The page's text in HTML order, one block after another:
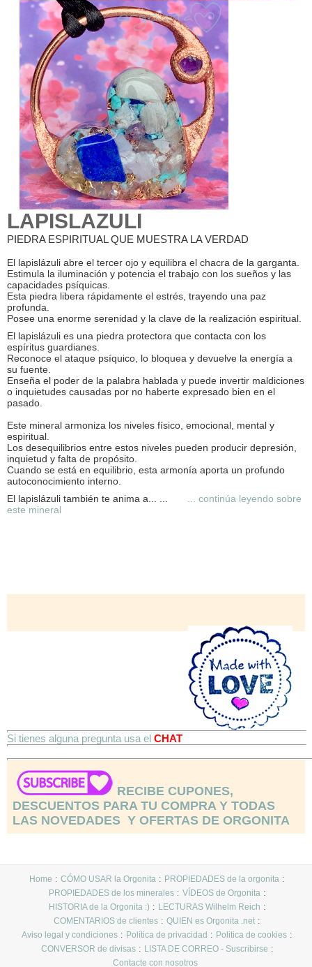
LAPISLAZULI
PIEDRA ESPIRITUAL QUE MUESTRA LA VERDAD
El lapislázuli abre el tercer ojo y equilibra el chacra de la garganta.
Estimula la iluminación y potencia el trabajo con los sueños y las
capacidades psíquicas.
Esta piedra libera rápidamente el estrés, trayendo una paz
profunda.
Posee una enorme serenidad y la clave de la realización espiritual.
El lapislázuli es una piedra protectora que contacta con los
espíritus guardianes.
Reconoce el ataque psíquico, lo bloquea y devuelve la energía a
su fuente.
Enseña el poder de la palabra hablada y puede invertir maldiciones
o inquietudes causadas por no haberte expresado bien en el
pasado.
Este mineral armoniza los niveles físico, emocional, mental y
espiritual.
Los desequilibrios entre estos niveles pueden producir depresión,
inquietud y falta de propósito.
Cuando se está en equilibrio, esta armonía aporta un profundo
autoconocimiento interno.
El lapislázuli también te anima a... ...
... continúa leyendo sobre
este mineral
Si tienes alguna pregunta usa el CHAT
RECIBE CUPONES,
DESCUENTOS PARA TU COMPRA Y TODAS
LAS NOVEDADES Y OFERTAS DE ORGONITA
Home CÓMO USAR la Orgonita
PROPIEDADES de la orgonita
PROPIEDADES de los minerales
VÍDEOS de Orgonita
HISTORIA de la Orgonita :)
LECTURAS Wilhelm Reich
COMENTARIOS de clientes
QUIEN es Orgonita .net
Aviso legal y condiciones
Política de privacidad
Politica de cookies
CONVERSOR de divisas
LISTA DE CORREO - Suscribirse
Contacte con nosotros